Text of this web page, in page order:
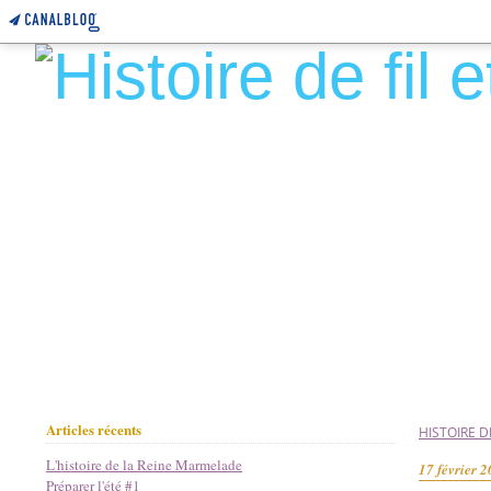
Articles récents
L'histoire de la Reine Marmelade
Préparer l'été #1
HISTOIRE
17 février